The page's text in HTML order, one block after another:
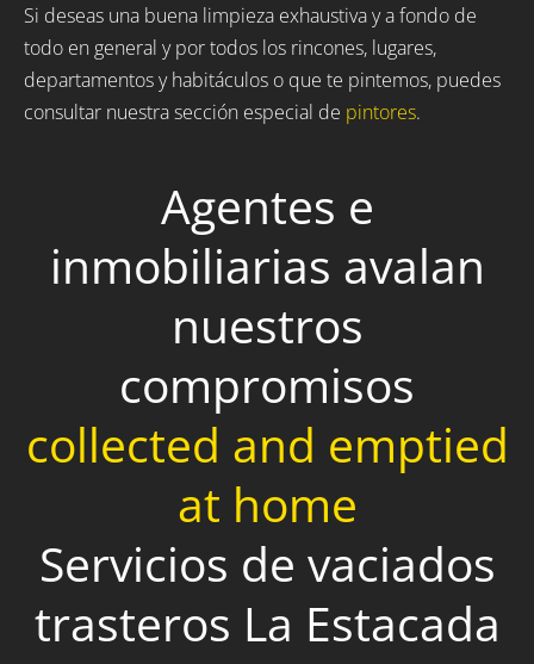
Si deseas una buena limpieza exhaustiva y a fondo de
todo en general y por todos los rincones, lugares,
departamentos y habitáculos o que te pintemos, puedes
consultar nuestra sección especial de pintores.
Agentes e
inmobiliarias avalan
nuestros
compromisos
collected and emptied
at home
Servicios de vaciados
trasteros La Estacada